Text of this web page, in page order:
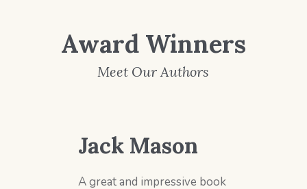
Award Winners
Meet Our Authors
Jack Mason
A great and impressive book